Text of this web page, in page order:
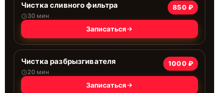
Чистка сливного фильтра
30 мин
850 ₽
Записаться
Чистка разбрызгивателя
20 мин
1000 ₽
Записаться